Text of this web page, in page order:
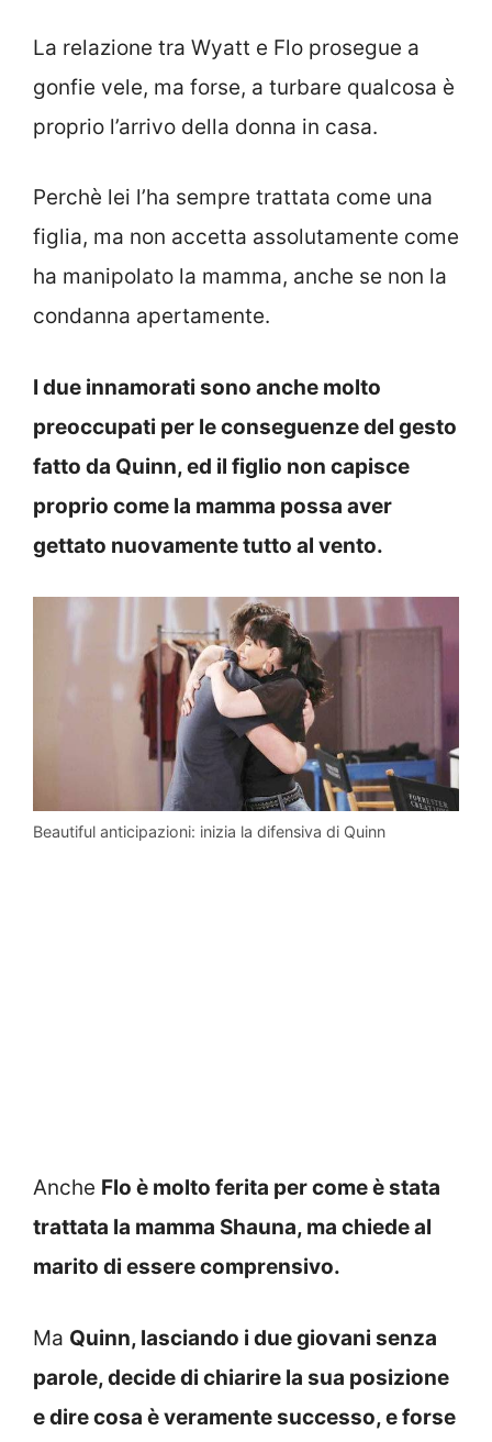
La relazione tra Wyatt e Flo prosegue a
gonfie vele, ma forse, a turbare qualcosa è
proprio l’arrivo della donna in casa.
Perchè lei l’ha sempre trattata come una
figlia, ma non accetta assolutamente come
ha manipolato la mamma, anche se non la
condanna apertamente.
I due innamorati sono anche molto
preoccupati per le conseguenze del gesto
fatto da Quinn, ed il figlio non capisce
proprio come la mamma possa aver
gettato nuovamente tutto al vento.
Beautiful anticipazioni: inizia la difensiva di Quinn
Anche Flo è molto ferita per come è stata
trattata la mamma Shauna, ma chiede al
marito di essere comprensivo.
Ma Quinn, lasciando i due giovani senza
parole, decide di chiarire la sua posizione
e dire cosa è veramente successo, e forse